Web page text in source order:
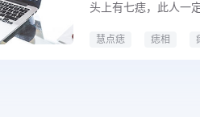
头上有七痣，此人一
慧点痣 痣相